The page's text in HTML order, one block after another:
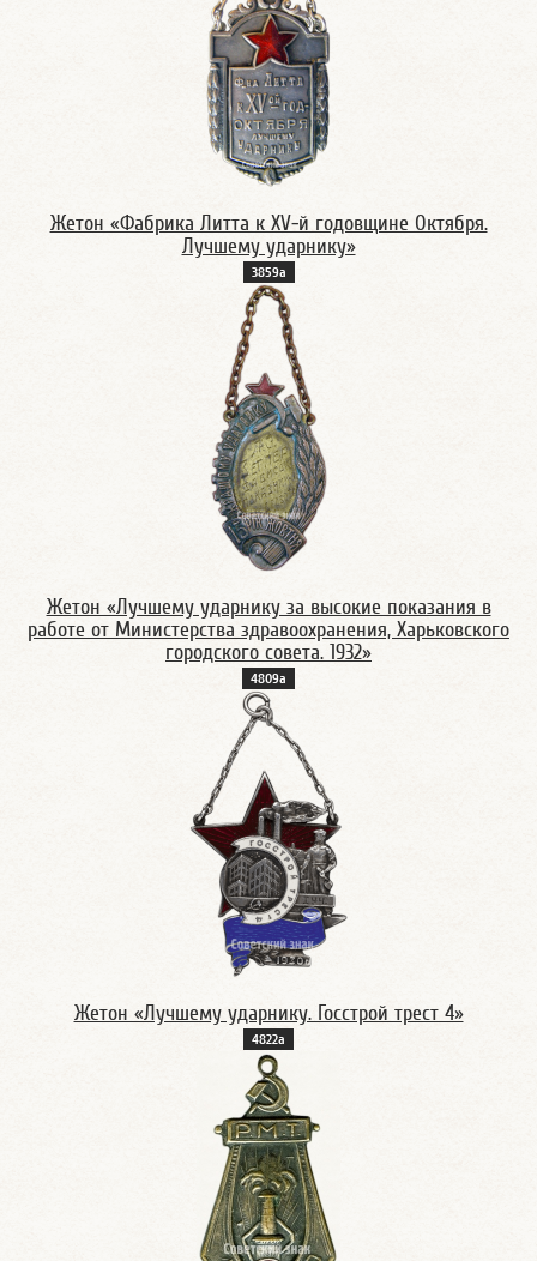
Жетон «Фабрика Литта к XV-й годовщине Октября.
Лучшему ударнику»
3859а
Жетон «Лучшему ударнику за высокие показания в
работе от Министерства здравоохранения, Харьковского
городского совета. 1932»
4809а
Жетон «Лучшему ударнику. Госстрой трест 4»
4822а